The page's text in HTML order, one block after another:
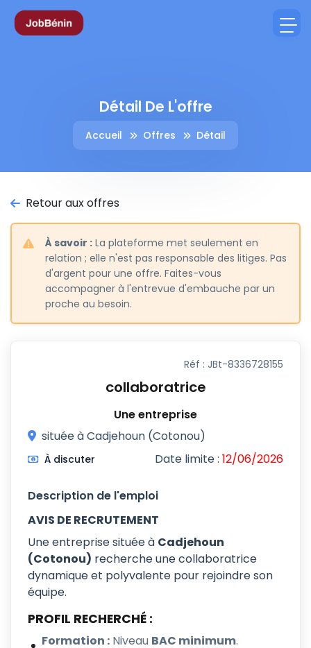
Détail De L'offre
Accueil Offres Détail
Retour aux offres
À savoir : La plateforme met seulement en
relation ; elle n'est pas responsable des litiges. Pas
d'argent pour une offre. Faites-vous
accompagner à l'entrevue d'embauche par un
proche au besoin.
Réf : JBt-8336728155
collaboratrice
Une entreprise
située à Cadjehoun (Cotonou)
À discuter Date limite : 12/06/2026
Description de l'emploi
AVIS DE RECRUTEMENT
Une entreprise située à Cadjehoun
(Cotonou) recherche une collaboratrice
dynamique et polyvalente pour rejoindre son
équipe.
PROFIL RECHERCHÉ :
Formation : Niveau BAC minimum.